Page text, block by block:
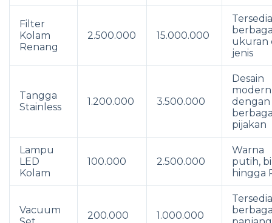
Filter
Kolam
Renang
2.500.000 15.000.000
Tersedia
ukuran
jenis
Tangga
Stainless
1.200.000 3.500.000
Desain
modern
dengan
pijakan
Lampu
LED
Kolam
100.000 2.500.000
Warna
putih,
hingga
Vacuum
200.000 1.000.000
Tersedia